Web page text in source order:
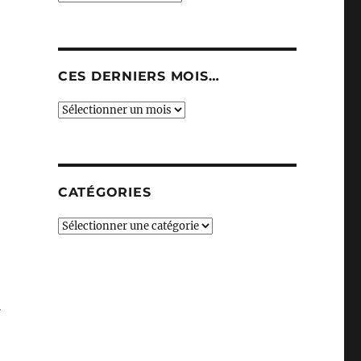
CES DERNIERS MOIS…
Ces
CATÉGORIES
Catégories